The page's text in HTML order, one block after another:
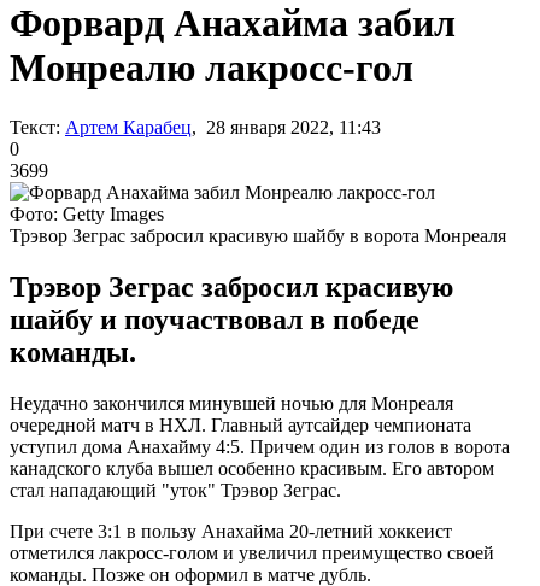
Форвард Анахайма забил
Монреалю лакросс-гол
Текст: Артем Карабец, 28 января 2022, 11:43
0
3699
Фото: Getty Images
Трэвор Зеграс забросил красивую шайбу в ворота Монреаля
Трэвор Зеграс забросил красивую
шайбу и поучаствовал в победе
команды.
Неудачно закончился минувшей ночью для Монреаля
очередной матч в НХЛ. Главный аутсайдер чемпионата
уступил дома Анахайму 4:5. Причем один из голов в ворота
канадского клуба вышел особенно красивым. Его автором
стал нападающий "уток" Трэвор Зеграс.
При счете 3:1 в пользу Анахайма 20-летний хоккеист
отметился лакросс-голом и увеличил преимущество своей
команды. Позже он оформил в матче дубль.